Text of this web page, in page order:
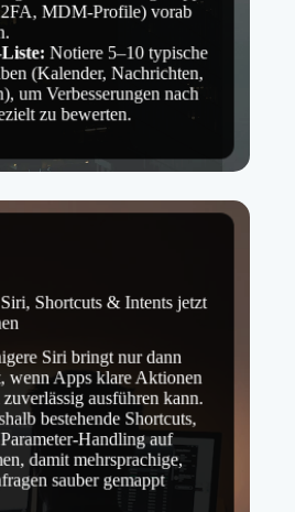
MDM-Profile) vorab
Liste: Notiere 5–10 typische
(Kalender, Nachrichten,
um Verbesserungen nach
zu bewerten.
Shortcuts & Intents jetzt
Siri bringt nur dann
wenn Apps klare Aktionen
ausführen kann.
bestehende Shortcuts,
Handling auf
damit mehrsprachige,
sauber gemappt